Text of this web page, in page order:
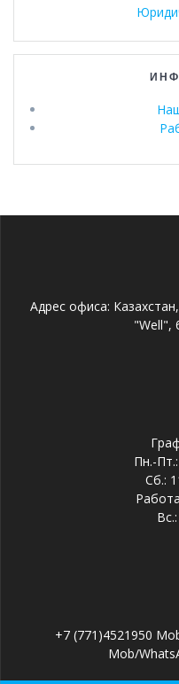
Адрес офиса:
"Well",
Пн.-
Сб.:
+7 (771)4521950
Mob/